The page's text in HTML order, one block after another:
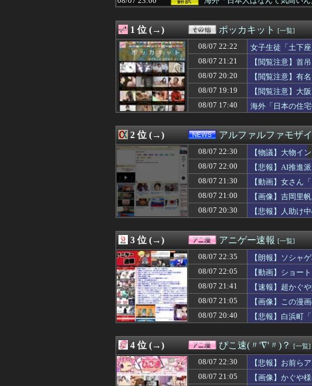
08/07 22:57
独身と騙されて交際していた
08/07 22:57
同居してる義父口癖は「バカ
08/07 22:57
俺「おっちゃん、何してるん
08/07 22:55
GACKT、戦国時代のトイレ事
08/07 22:52
ゲームセンターCX、発売から
08/07 22:51
【プリキュア】公式がイベン
08/07 22:50
【画像】篠崎愛(31)、あの丘
08/07 22:50
『銀だこの日』令和8年8月8日
08/07 22:50
【無職絶望】離婚申し出され
08/07 22:47
オンライン抽選は1万人超え
08/07 22:47
才木浩人が降板した瞬間に梅
08/07 22:47
サークルの先輩方の子を次々
08/07 22:47
アルハラ大嫌いな部長の武勇
08/07 22:45
『銀だこの日』令和8年8月8日
08/07 22:45
高ＩＱワイ、医者から酒ドク
08/07 22:43
【画像】佐倉綾音さんの胸が
08/07 22:42
海外「日本人店員が客にムカ
08/07 22:40
【画像】“令和最高のNewtype
08/07 22:40
「地方移住」でYouTubeで検
08/07 22:40
あやてぃーさん、激おこｗ【乃
08/07 22:40
【画像】青山ひかるさんのム
08/07 22:39
友達が男の子３人のママ。し
08/07 22:39
「チョコレート嚢胞と診断さ
08/07 22:39
出張から帰ったら、嫁の顔が
08/07 22:39
【8月LOH】スピ3は切れ者不
08/07 22:38
ランクルが高級車じゃないっ
08/07 22:37
【NBA】マイケル・ポーター
08/07 22:35
【朗報】ソシャゲ本気の最終
08/07 22:35
【画像】「美人すぎる県警本部
08/07 22:35
DeNA平良拳太郎が今季最長7
08/07 22:35
【画像】水着の女さん「はい
08/07 22:35
【朗報】有識者「人生がつま
1 位 (→) ポッカキット [一覧]
08/07 22:22
女子生徒「土下
08/07 21:21
【閲覧注意】首
08/07 20:20
【閲覧注意】有
08/07 19:19
【閲覧注意】大
08/07 17:40
海外「日本の住
2 位 (→) アルファルファモザ
08/07 22:30
【物議】大物イ
08/07 22:00
【悲報】AI推進
08/07 21:30
【動画】女さん
08/07 21:00
【画像】吉岡里
08/07 20:30
【悲報】人助け
3 位 (→) アニゲー速報 [一覧]
08/07 22:35
【朗報】ソシャ
08/07 22:05
【動画】ショー
08/07 21:41
【速報】超かぐ
08/07 21:05
【画像】この漫
08/07 20:40
【悲報】白浜町
4 位 (→) ぴこ速(〃'∇'〃)？ [一覧]
08/07 22:30
【悲報】お前ら
08/07 21:05
【画像】かぐや